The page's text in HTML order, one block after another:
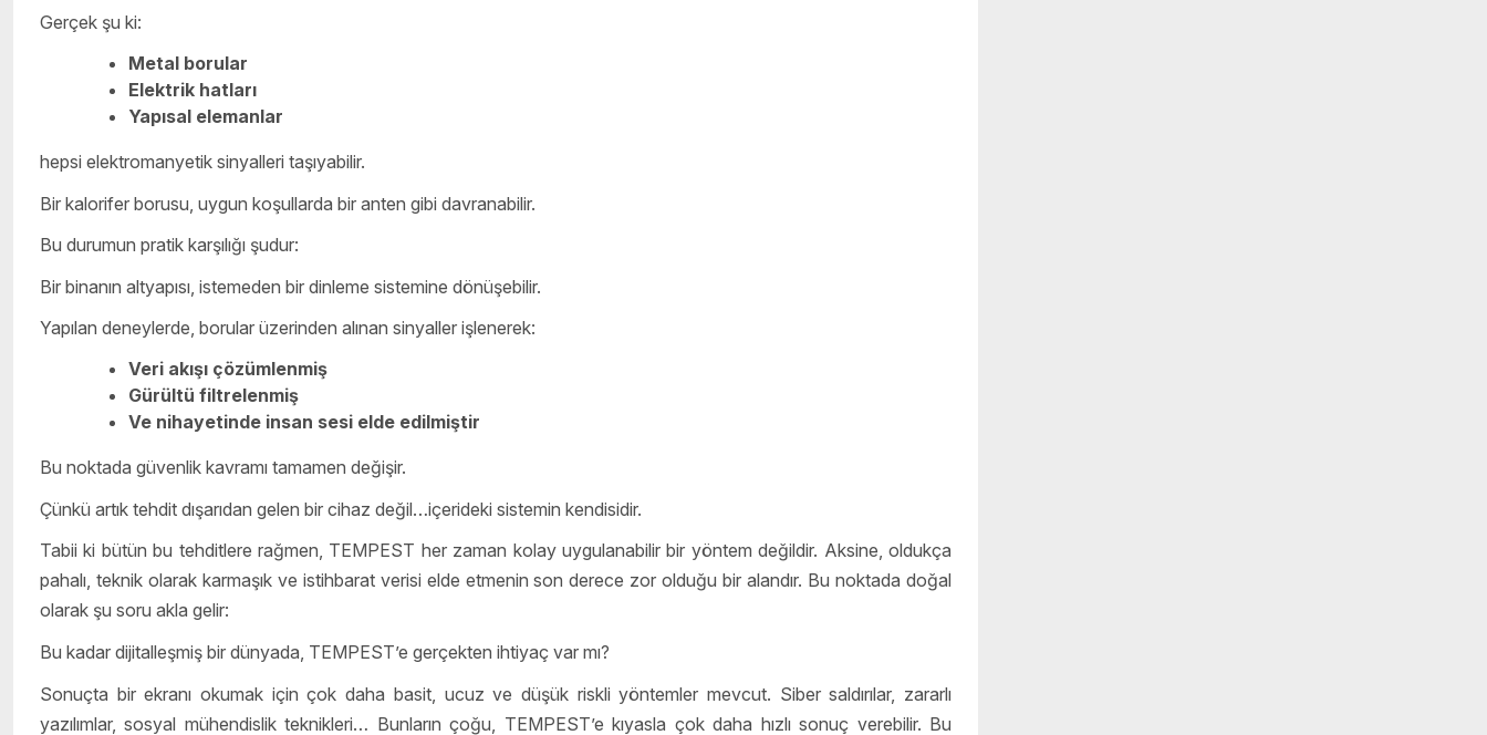
Gerçek şu ki:
Metal borular
Elektrik hatları
Yapısal elemanlar
hepsi elektromanyetik sinyalleri taşıyabilir.
Bir kalorifer borusu, uygun koşullarda bir anten gibi davranabilir.
Bu durumun pratik karşılığı şudur:
Bir binanın altyapısı, istemeden bir dinleme sistemine dönüşebilir.
Yapılan deneylerde, borular üzerinden alınan sinyaller işlenerek:
Veri akışı çözümlenmiş
Gürültü filtrelenmiş
Ve nihayetinde insan sesi elde edilmiştir
Bu noktada güvenlik kavramı tamamen değişir.
Çünkü artık tehdit dışarıdan gelen bir cihaz değil…içerideki sistemin kendisidir.
Tabii ki bütün bu tehditlere rağmen, TEMPEST her zaman kolay uygulanabilir bir yöntem değildir. Aksine, oldukça
pahalı, teknik olarak karmaşık ve istihbarat verisi elde etmenin son derece zor olduğu bir alandır. Bu noktada doğal
olarak şu soru akla gelir:
Bu kadar dijitalleşmiş bir dünyada, TEMPEST’e gerçekten ihtiyaç var mı?
Sonuçta bir ekranı okumak için çok daha basit, ucuz ve düşük riskli yöntemler mevcut. Siber saldırılar, zararlı
yazılımlar, sosyal mühendislik teknikleri… Bunların çoğu, TEMPEST’e kıyasla çok daha hızlı sonuç verebilir. Bu